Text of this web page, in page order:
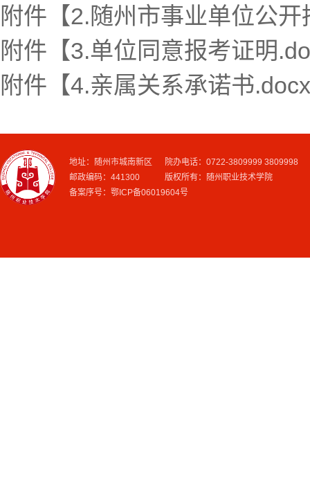
附件【2.随州市事业单位公
附件【3.单位同意报考证明
附件【4.亲属关系承诺书.docx
地址：随州市城南新区 院办电话：0722-3809999 3809998
邮政编码：441300 版权所有：随州职业技术学院
备案序号：鄂ICP备06019604号